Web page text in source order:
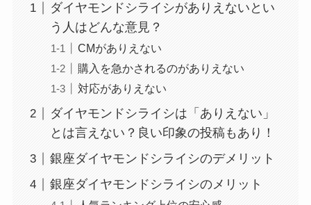
ダイヤモンドシライシがありえないとい
う人はどんな意見？
CMがありえない
購入を急かされるのがありえない
対応がありえない
ダイヤモンドシライシは「ありえない」
とは言えない？良い印象の投稿もあり！
銀座ダイヤモンドシライシのデメリット
銀座ダイヤモンドシライシのメリット